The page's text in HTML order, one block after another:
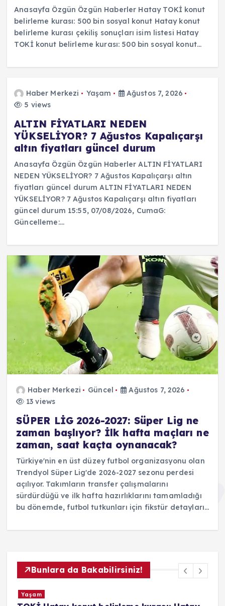
Anasayfa Özgün Özgün Haberler Hatay TOKİ konut
belirleme kurası: 500 bin sosyal konut Hatay konut
belirleme kurası çekiliş sonuçları isim listesi Hatay
TOKİ konut belirleme kurası: 500 bin sosyal konut…
Haber Merkezi Yaşam
Ağustos 7, 2026
5 views
ALTIN FİYATLARI NEDEN
YÜKSELİYOR? 7 Ağustos Kapalıçarşı
altın fiyatları güncel durum
Anasayfa Özgün Özgün Haberler ALTIN FİYATLARI
NEDEN YÜKSELİYOR? 7 Ağustos Kapalıçarşı altın
fiyatları güncel durum ALTIN FİYATLARI NEDEN
YÜKSELİYOR? 7 Ağustos Kapalıçarşı altın fiyatları
güncel durum 15:55, 07/08/2026, CumaG:
Güncelleme:…
Haber Merkezi Güncel
Ağustos 7, 2026
13 views
SÜPER LİG 2026-2027: Süper Lig ne
zaman başlıyor? İlk hafta maçları ne
zaman, saat kaçta oynanacak?
Türkiye'nin en üst düzey futbol organizasyonu olan
Trendyol Süper Lig'de 2026-2027 sezonu perdesi
açılıyor. Takımların transfer çalışmalarını
sürdürdüğü ve ilk hafta hazırlıklarını tamamladığı
bu dönemde, futbol tutkunları için fikstür detayları…
Bunlara da Bakabilirsiniz!